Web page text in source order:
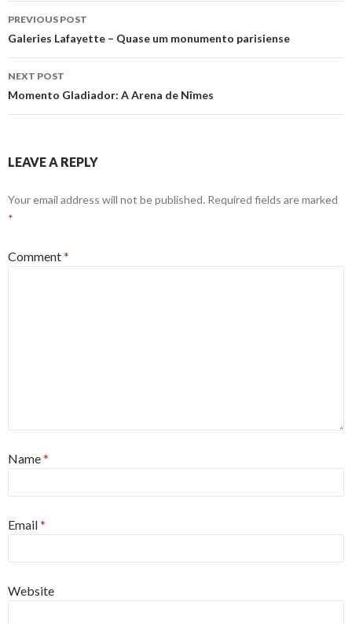
Post
navigation
PREVIOUS POST
Galeries Lafayette – Quase um monumento parisiense
NEXT POST
Momento Gladiador: A Arena de Nîmes
LEAVE A REPLY
Your email address will not be published. Required fields are marked
*
Comment*
Name*
Email*
Website